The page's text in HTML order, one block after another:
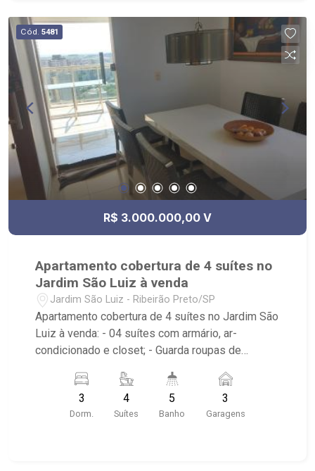
Cód. 5481
R$ 3.000.000,00 V
Apartamento cobertura de 4 suítes no
Jardim São Luiz à venda
Jardim São Luiz - Ribeirão Preto/SP
Apartamento cobertura de 4 suítes no Jardim São
Luiz à venda: - 04 suítes com armário, ar-
condicionado e closet; - Guarda roupas de
espelho e box; - 03 vagas cobertas de garagem; -
Armários de cozinha e área de serviço kitchins; -
Piso em madeira cumaru; - Condomínio com:
3
Dorm.
4
Suítes
5
Banho
3
Garagens